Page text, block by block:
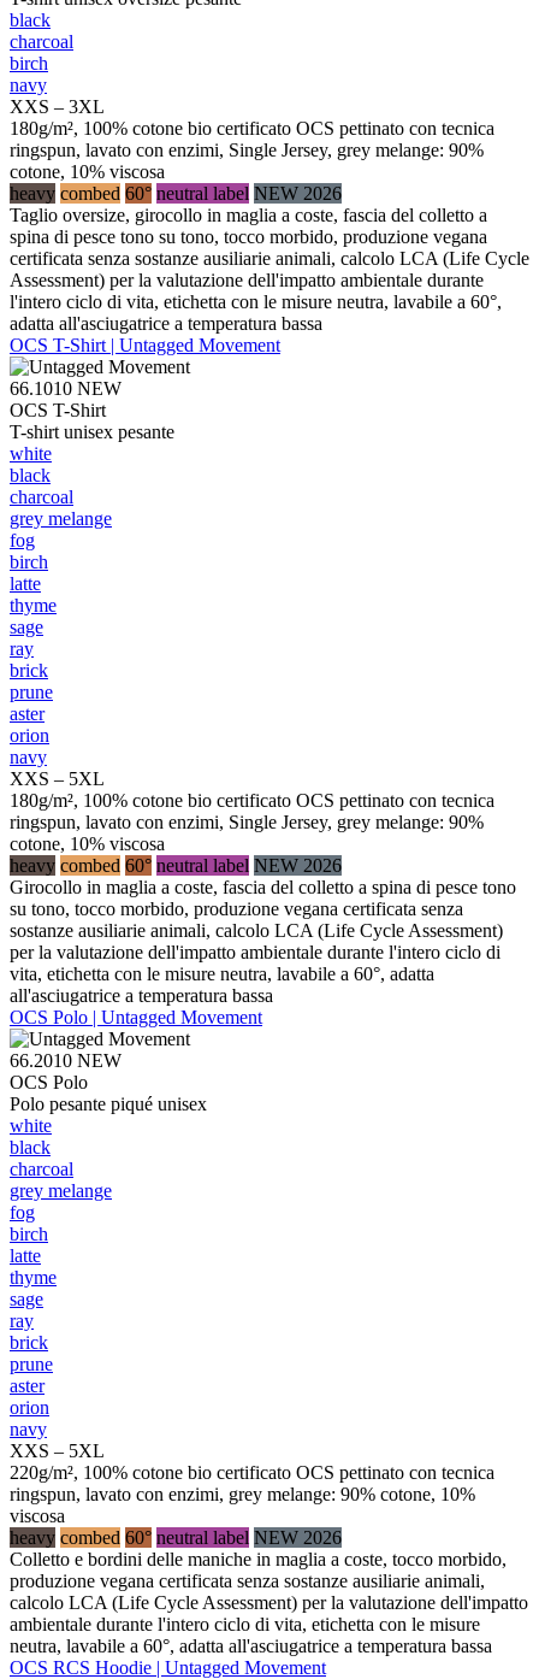
black
charcoal
birch
navy
XXS – 3XL
180g/m², 100% cotone bio certificato OCS pettinato con tecnica
ringspun, lavato con enzimi, Single Jersey, grey melange: 90%
cotone, 10% viscosa
heavy combed 60° neutral label NEW 2026
Taglio oversize, girocollo in maglia a coste, fascia del colletto a
spina di pesce tono su tono, tocco morbido, produzione vegana
certificata senza sostanze ausiliarie animali, calcolo LCA (Life Cycle
Assessment) per la valutazione dell'impatto ambientale durante
l'intero ciclo di vita, etichetta con le misure neutra, lavabile a 60°,
adatta all'asciugatrice a temperatura bassa
OCS T-Shirt | Untagged Movement
66.1010 NEW
OCS T-Shirt
T-shirt unisex pesante
white
black
charcoal
grey melange
fog
birch
latte
thyme
sage
ray
brick
prune
aster
orion
navy
XXS – 5XL
180g/m², 100% cotone bio certificato OCS pettinato con tecnica
ringspun, lavato con enzimi, Single Jersey, grey melange: 90%
cotone, 10% viscosa
heavy combed 60° neutral label NEW 2026
Girocollo in maglia a coste, fascia del colletto a spina di pesce tono
su tono, tocco morbido, produzione vegana certificata senza
sostanze ausiliarie animali, calcolo LCA (Life Cycle Assessment)
per la valutazione dell'impatto ambientale durante l'intero ciclo di
vita, etichetta con le misure neutra, lavabile a 60°, adatta
all'asciugatrice a temperatura bassa
OCS Polo | Untagged Movement
66.2010 NEW
OCS Polo
Polo pesante piqué unisex
white
black
charcoal
grey melange
fog
birch
latte
thyme
sage
ray
brick
prune
aster
orion
navy
XXS – 5XL
220g/m², 100% cotone bio certificato OCS pettinato con tecnica
ringspun, lavato con enzimi, grey melange: 90% cotone, 10%
viscosa
heavy combed 60° neutral label NEW 2026
Colletto e bordini delle maniche in maglia a coste, tocco morbido,
produzione vegana certificata senza sostanze ausiliarie animali,
calcolo LCA (Life Cycle Assessment) per la valutazione dell'impatto
ambientale durante l'intero ciclo di vita, etichetta con le misure
neutra, lavabile a 60°, adatta all'asciugatrice a temperatura bassa
OCS RCS Hoodie | Untagged Movement